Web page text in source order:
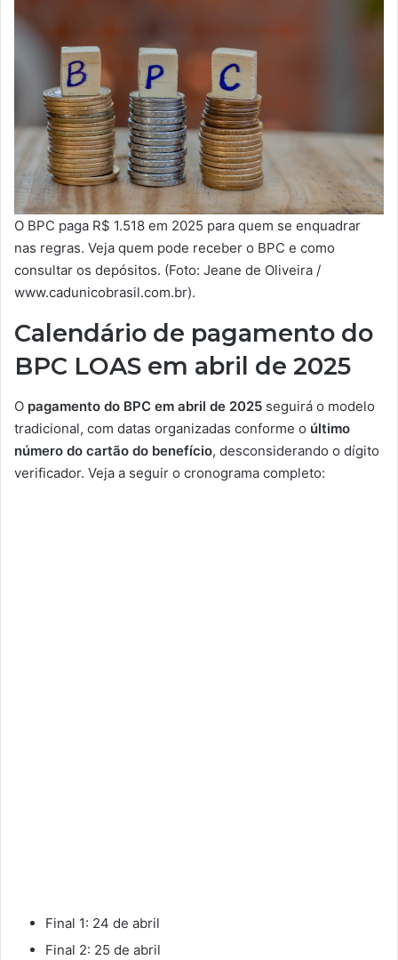
O BPC paga R$ 1.518 em 2025 para quem se enquadrar
nas regras. Veja quem pode receber o BPC e como
consultar os depósitos. (Foto: Jeane de Oliveira /
www.cadunicobrasil.com.br).
Calendário de pagamento do
BPC LOAS em abril de 2025
O pagamento do BPC em abril de 2025 seguirá o modelo
tradicional, com datas organizadas conforme o último
número do cartão do benefício, desconsiderando o dígito
verificador. Veja a seguir o cronograma completo:
Final 1: 24 de abril
Final 2: 25 de abril